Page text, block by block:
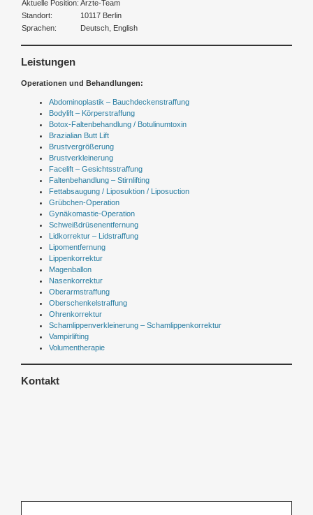
Aktuelle Position: Ärzte-Team
Standort:
10117 Berlin
Sprachen:
Deutsch, English
Leistungen
Operationen und Behandlungen:
Abdominoplastik – Bauchdeckenstraffung
Bodylift – Körperstraffung
Botox-Faltenbehandlung / Botulinumtoxin
Brazialian Butt Lift
Brustvergrößerung
Brustverkleinerung
Facelift – Gesichtsstraffung
Faltenbehandlung – Stirnlifting
Fettabsaugung / Liposuktion / Liposuction
Grübchen-Operation
Gynäkomastie-Operation
Schweißdrüsenentfernung
Lidkorrektur – Lidstraffung
Lipomentfernung
Lippenkorrektur
Magenballon
Nasenkorrektur
Oberarmstraffung
Oberschenkelstraffung
Ohrenkorrektur
Schamlippenverkleinerung – Schamlippenkorrektur
Vampirlifting
Volumentherapie
Kontakt